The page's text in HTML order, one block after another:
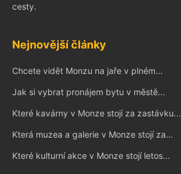
cesty.
Nejnovější články
Chcete vidět Monzu na jaře v plném...
Jak si vybrat pronájem bytu v městě...
Které kavárny v Monze stojí za zastávku...
Která muzea a galerie v Monze stojí za...
Které kulturní akce v Monze stojí letos...